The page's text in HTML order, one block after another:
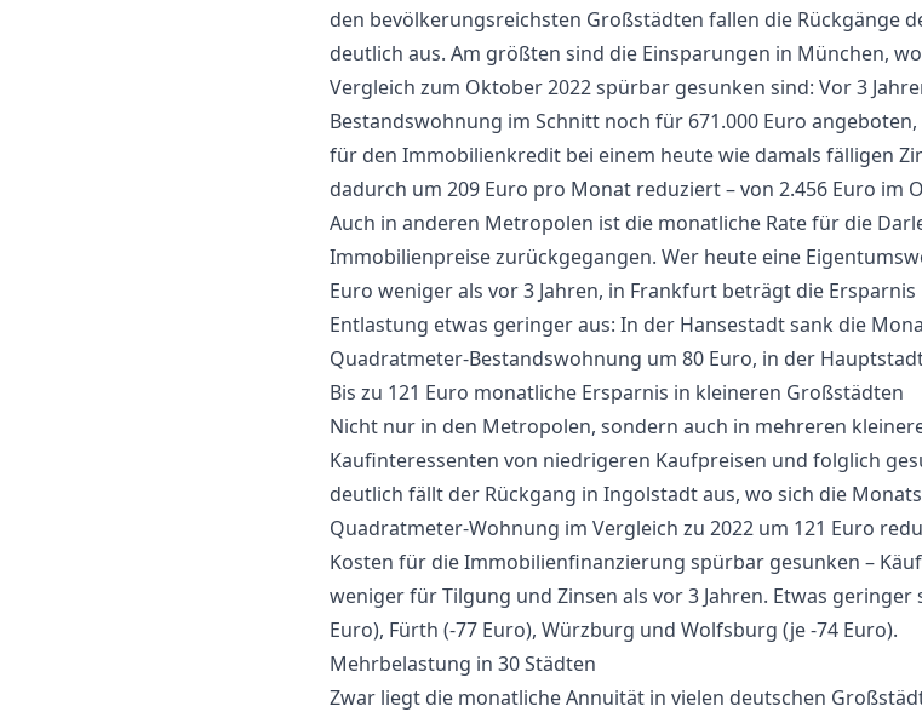
den bevölkerungsreichsten Großstädten fallen die Rückgänge
deutlich aus. Am größten sind die Einsparungen in München,
Vergleich zum Oktober 2022 spürbar gesunken sind: Vor 3
Bestandswohnung im Schnitt noch für 671.000 Euro
für den Immobilienkredit bei einem heute wie damals fälligen
dadurch um 209 Euro pro Monat reduziert – von 2.456 Euro im
Auch in anderen Metropolen ist die monatliche Rate für die
Immobilienpreise zurückgegangen. Wer heute eine
Euro weniger als vor 3 Jahren, in Frankfurt beträgt die
Entlastung etwas geringer aus: In der Hansestadt sank die
Quadratmeter-Bestandswohnung um 80 Euro, in der
Bis zu 121 Euro monatliche Ersparnis in kleineren Großstädten
Nicht nur in den Metropolen, sondern auch in mehreren
Kaufinteressenten von niedrigeren Kaufpreisen und folglich
deutlich fällt der Rückgang in Ingolstadt aus, wo sich die
Quadratmeter-Wohnung im Vergleich zu 2022 um 121 Euro
Kosten für die Immobilienfinanzierung spürbar gesunken –
weniger für Tilgung und Zinsen als vor 3 Jahren. Etwas
Euro), Fürth (-77 Euro), Würzburg und Wolfsburg (je -74 Euro).
Mehrbelastung in 30 Städten
Zwar liegt die monatliche Annuität in vielen deutschen